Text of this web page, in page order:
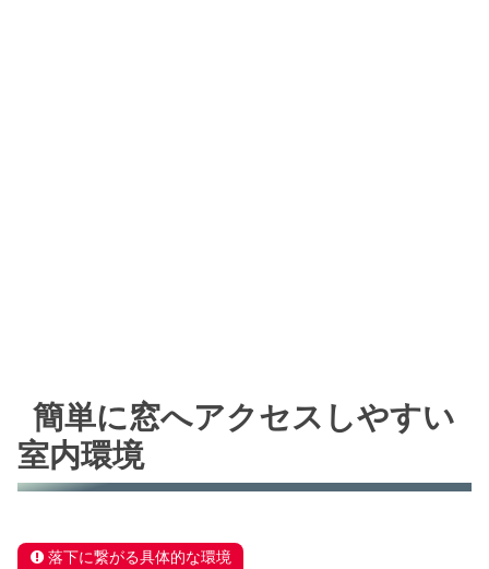
簡単に窓へアクセスしやすい
室内環境
落下に繋がる具体的な環境